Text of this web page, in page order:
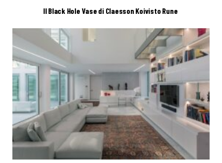
Il Black Hole Vase di Claesson Koivisto Rune